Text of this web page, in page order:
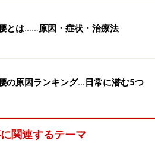
復の兆しが見えても「また、痛
もしれない」「しばらく寝てい
腰をかばいがちです。しかし、
によっては逆効果。安静にしす
なることもあります。炎症期が
きたら、痛みの出ない範囲内
活をスタートした方が、腰の状
るのです。
とは……原因・症状・治療法
の原因ランキング…日常に潜む5つ
関連するテーマ